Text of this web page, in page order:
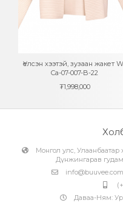
Үелсэн хээтэй, зузаан жакет
Ca-07-007-B-22
1,998,000
₮
Монгол улс, Улаанбаатар
Дүнжингарав
info@buuvee.com
Даваа-Ням: